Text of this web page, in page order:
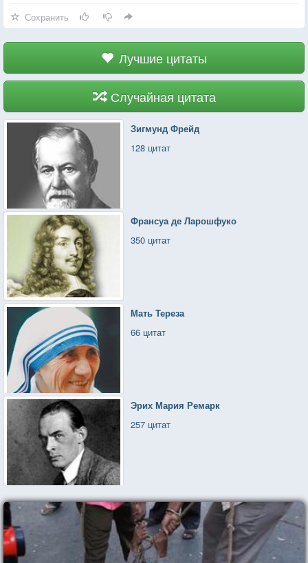
дойдёшь до места, куда тебе надо попасть.
сознания, и ты себя чувствуешь, как
рождественская индейка, нафаршированная всяким
бредом: повседневная суета засоряет
и затуманивает мозги, так что в конце концов они
просто отказываются работать.
Сохранить
Лучшие цитаты
Случайная цитата
Зигмунд Фрейд
128 цитат
Франсуа де Ларошфуко
350 цитат
Мать Тереза
66 цитат
Эрих Мария Ремарк
257 цитат